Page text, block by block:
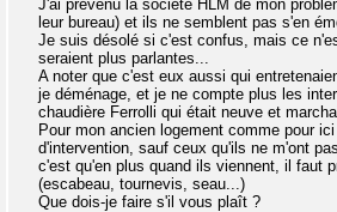
J'ai prévenu la société HLM de mon
leur bureau) et ils ne semblent pas s'en
Je suis désolé si c'est confus, mais ce
seraient plus parlantes...
A noter que c'est eux aussi qui
je déménage, et je ne compte plus les
chaudière Ferrolli qui était neuve et
Pour mon ancien logement comme pour
d'intervention, sauf ceux qu'ils ne m'ont
c'est qu'en plus quand ils viennent, il faut
(escabeau, tournevis, seau...)
Que dois-je faire s'il vous plaît ?